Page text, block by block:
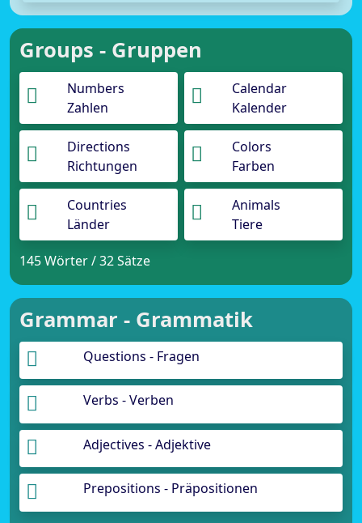
Groups - Gruppen
Numbers
Zahlen
Calendar
Kalender
Directions
Richtungen
Colors
Farben
Countries
Länder
Animals
Tiere
145 Wörter / 32 Sätze
Grammar - Grammatik
Questions - Fragen
Verbs - Verben
Adjectives - Adjektive
Prepositions - Präpositionen